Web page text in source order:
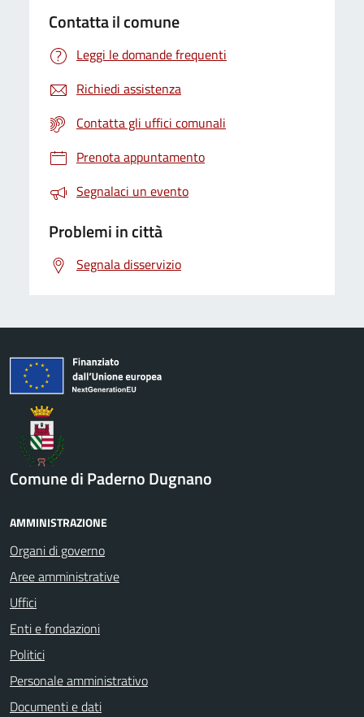
Contatta il comune
Leggi le domande frequenti
Richiedi assistenza
Contatta gli uffici comunali
Prenota appuntamento
Segnalaci un evento
Problemi in città
Segnala disservizio
Comune di Paderno Dugnano
AMMINISTRAZIONE
Organi di governo
Aree amministrative
Uffici
Enti e fondazioni
Politici
Personale amministrativo
Documenti e dati